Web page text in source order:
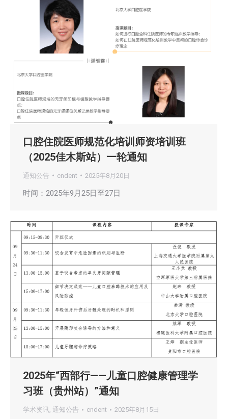
口腔住院医师规范化培训师资培训班
（2025佳木斯站）一轮通知
通知公告 cndent 2025年8月20日
时间：2025年9月25日至27日
2025年“西部行——儿童口腔健康管理学
习班（贵州站）”通知
学术资讯, 通知公告 cndent 2025年8月15日